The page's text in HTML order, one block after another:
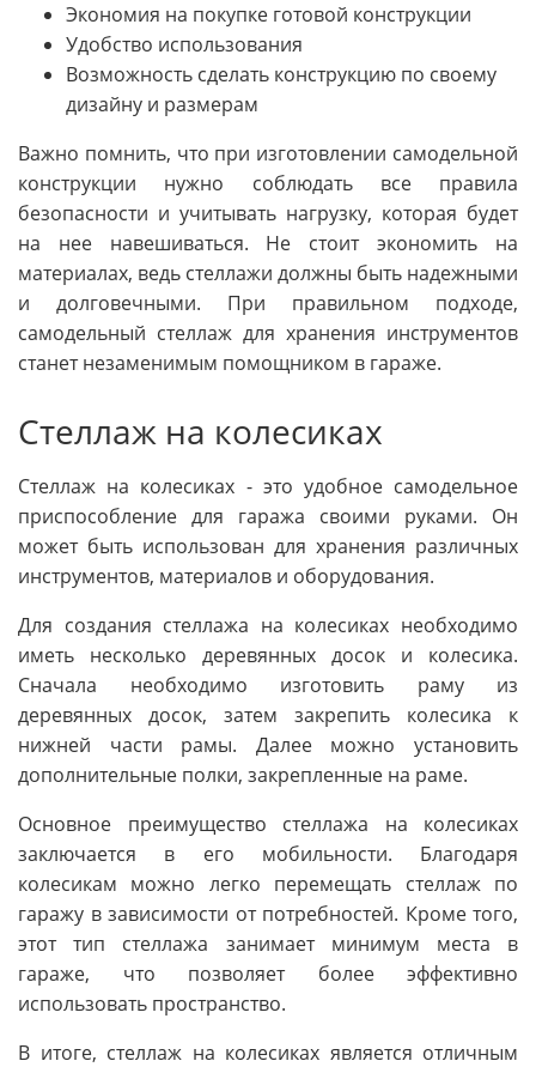
Экономия на покупке готовой конструкции
Удобство использования
Возможность сделать конструкцию по своему
дизайну и размерам
Важно помнить, что при изготовлении самодельной
конструкции нужно соблюдать все правила
безопасности и учитывать нагрузку, которая будет
на нее навешиваться. Не стоит экономить на
материалах, ведь стеллажи должны быть надежными
и долговечными. При правильном подходе,
самодельный стеллаж для хранения инструментов
станет незаменимым помощником в гараже.
Стеллаж на колесиках
Стеллаж на колесиках - это удобное самодельное
приспособление для гаража своими руками. Он
может быть использован для хранения различных
инструментов, материалов и оборудования.
Для создания стеллажа на колесиках необходимо
иметь несколько деревянных досок и колесика.
Сначала необходимо изготовить раму из
деревянных досок, затем закрепить колесика к
нижней части рамы. Далее можно установить
дополнительные полки, закрепленные на раме.
Основное преимущество стеллажа на колесиках
заключается в его мобильности. Благодаря
колесикам можно легко перемещать стеллаж по
гаражу в зависимости от потребностей. Кроме того,
этот тип стеллажа занимает минимум места в
гараже, что позволяет более эффективно
использовать пространство.
В итоге, стеллаж на колесиках является отличным